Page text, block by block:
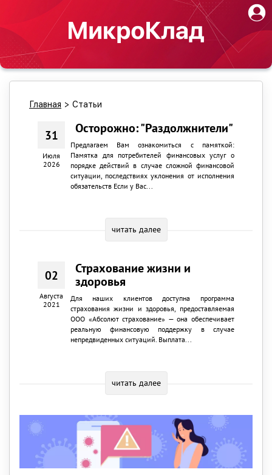
Главная > Статьи
31
Июля
2026
Осторожно: "Раздолжнители"
Предлагаем Вам ознакомиться с памяткой:
Памятка для потребителей финансовых услуг о
порядке действий в случае сложной финансовой
ситуации, последствиях уклонения от исполнения
обязательств Если у Вас...
читать далее
02
Августа
2021
Страхование жизни и
здоровья
Для наших клиентов доступна программа
страхования жизни и здоровья, предоставляемая
ООО «Абсолют страхование» — она обеспечивает
реальную финансовую поддержку в случае
непредвиденных ситуаций. Выплата...
читать далее